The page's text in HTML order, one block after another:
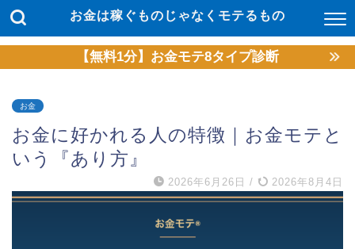
お金は稼ぐものじゃなくモテるもの
【無料1分】お金モテ8タイプ診断
お金
お金に好かれる人の特徴｜お金モテと
いう『あり方』
2026年6月26日 / 2026年8月4日